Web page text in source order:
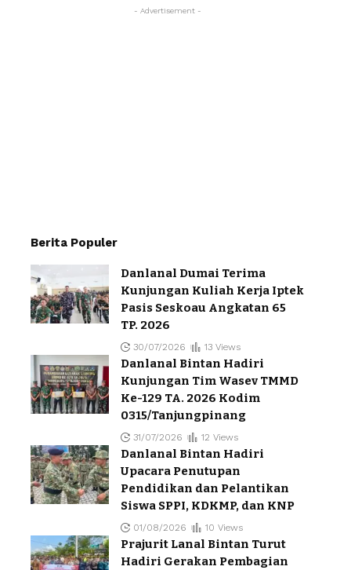
- Advertisement -
Berita Populer
Danlanal Dumai Terima
Kunjungan Kuliah Kerja Iptek
Pasis Seskoau Angkatan 65
TP. 2026
30/07/2026 13 Views
Danlanal Bintan Hadiri
Kunjungan Tim Wasev TMMD
Ke-129 TA. 2026 Kodim
0315/Tanjungpinang
31/07/2026 12 Views
Danlanal Bintan Hadiri
Upacara Penutupan
Pendidikan dan Pelantikan
Siswa SPPI, KDKMP, dan KNP
01/08/2026 10 Views
Prajurit Lanal Bintan Turut
Hadiri Gerakan Pembagian